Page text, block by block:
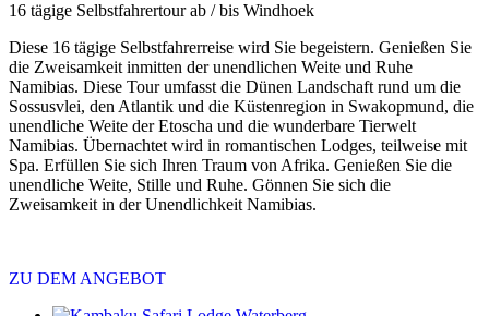
16 tägige Selbstfahrertour ab / bis Windhoek
Diese 16 tägige Selbstfahrerreise wird Sie begeistern. Genießen Sie
die Zweisamkeit inmitten der unendlichen Weite und Ruhe
Namibias. Diese Tour umfasst die Dünen Landschaft rund um die
Sossusvlei, den Atlantik und die Küstenregion in Swakopmund, die
unendliche Weite der Etoscha und die wunderbare Tierwelt
Namibias. Übernachtet wird in romantischen Lodges, teilweise mit
Spa. Erfüllen Sie sich Ihren Traum von Afrika. Genießen Sie die
unendliche Weite, Stille und Ruhe. Gönnen Sie sich die
Zweisamkeit in der Unendlichkeit Namibias.
ZU DEM ANGEBOT